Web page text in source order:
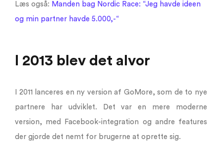
Læs også: Manden bag Nordic Race: “Jeg havde ideen
og min partner havde 5.000,-“
I 2013 blev det alvor
I 2011 lanceres en ny version af GoMore, som de to nye
partnere har udviklet. Det var en mere moderne
version, med Facebook-integration og andre features
der gjorde det nemt for brugerne at oprette sig.